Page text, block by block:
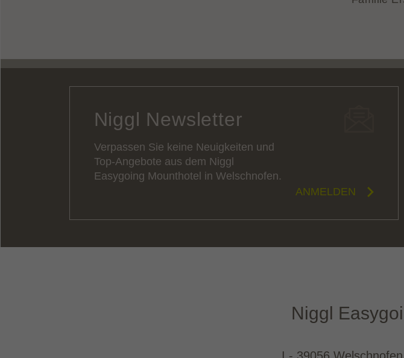
Niggl Newsletter
Verpassen Sie keine Neuigkeiten und
Top-Angebote aus dem Niggl
Easygoing Mounthotel in Welschnofen.
ANMELDEN
Niggl
I - 39056